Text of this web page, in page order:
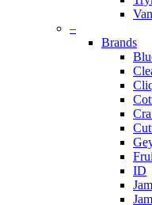
–
Brands
ID